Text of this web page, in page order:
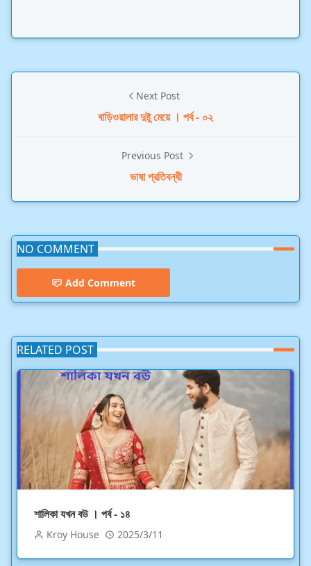
Next Post
বাড়িওয়ালার দুষ্টু মেয়ে । পর্ব - ০২
Previous Post
ভাষা প্রতিবন্ধী
NO COMMENT
Add Comment
RELATED POST
শালিকা যখন বউ । পর্ব - ১৪
Kroy House 2025/3/11